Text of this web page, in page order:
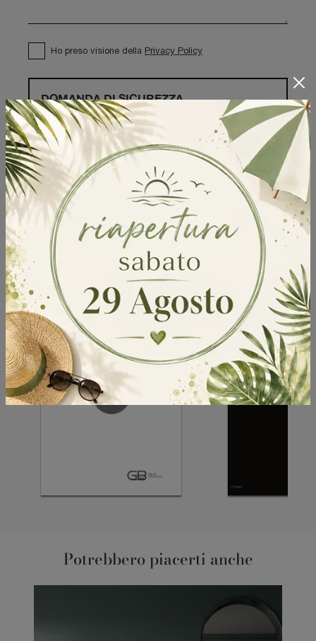
Sfoglia i cataloghi
Ho preso visione della Privacy Policy
DOMANDA DI SICUREZZA
Scrivere la parola "Fragole" al singolare
Potrebbero piacerti anche